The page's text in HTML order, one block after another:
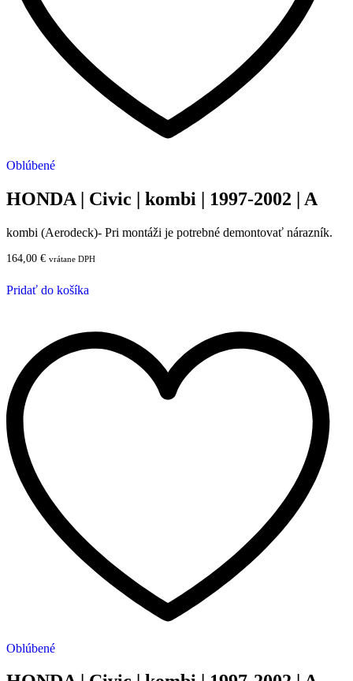
Oblúbené
HONDA | Civic | kombi | 1997-2002 | A
kombi (Aerodeck)- Pri montáži je potrebné demontovať nárazník.
164,00 € vrátane DPH
Pridať do košíka
Oblúbené